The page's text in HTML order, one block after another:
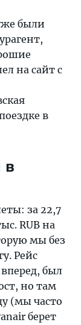
были
на сайт с
в
в
за 22,7
RUB на
мы без
Рейс
был
но там
(мы часто
берет